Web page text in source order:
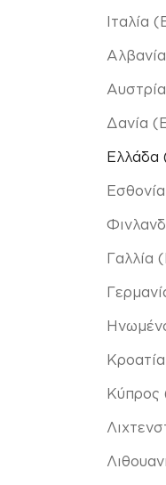
Ιταλία
Δανία
Ελλάδα
Γαλλία
Κύπρος